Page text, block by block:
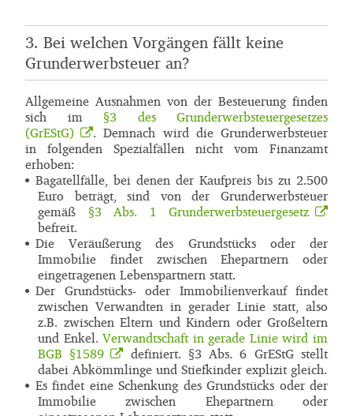
3. Bei welchen Vorgängen fällt keine
Grunderwerbsteuer an?
Allgemeine Ausnahmen von der Besteuerung finden
sich im §3 des Grunderwerbsteuergesetzes
(GrEStG) . Demnach wird die Grunderwerbsteuer
in folgenden Spezialfällen nicht vom Finanzamt
erhoben:
Bagatellfälle, bei denen der Kaufpreis bis zu 2.500
Euro beträgt, sind von der Grunderwerbsteuer
gemäß §3 Abs. 1 Grunderwerbsteuergesetz
befreit.
Die Veräußerung des Grundstücks oder der
Immobilie findet zwischen Ehepartnern oder
eingetragenen Lebenspartnern statt.
Der Grundstücks- oder Immobilienverkauf findet
zwischen Verwandten in gerader Linie statt, also
z.B. zwischen Eltern und Kindern oder Großeltern
und Enkel.Verwandtschaft in gerade Linie wird im
BGB §1589 definiert. §3 Abs. 6 GrEStG stellt
dabei Abkömmlinge und Stiefkinder explizit gleich.
Es findet eine Schenkung des Grundstücks oder der
Immobilie zwischen Ehepartnern oder